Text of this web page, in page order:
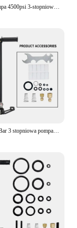
300bar 30mpa 4500psi 3-stopniowa pompa PCP do sprężarka powietrza o wysokim ciśnieniu rowerowych HPA pompka do nurkowania
Tuling 300Bar 3 stopniowa pompa PCP 4500Psi ręczna pompa powietrza wysokociśnieniowa do HPA Tank Hunting hower auto napełnienie powietrza do nurkowania